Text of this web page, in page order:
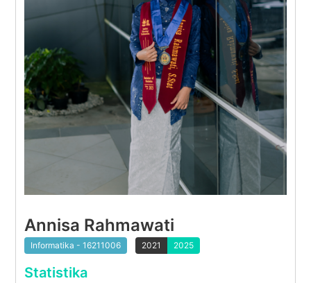
Annisa Rahmawati
Informatika - 16211006 2021 2025
Statistika